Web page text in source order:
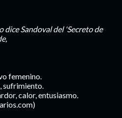
dice Sandoval del 'Secreto de
femenino.
sufrimiento.
calor, entusiasmo.